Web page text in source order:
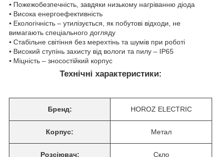
⦁ Пожежобезпечність, завдяки низькому нагріванню діода
⦁ Висока енергоефективність
⦁ Екологічність – утилізується, як побутові відходи, не
вимагають спеціального догляду
⦁ Стабільне світіння без мерехтінь та шумів при роботі
⦁ Високий ступінь захисту від вологи та пилу – ІР65
⦁ Міцність – зносостійкий корпус
Технічні характеристики:
Бренд: HOROZ ELECTRIC
Корпус: Метал
Розсіювач: Скло